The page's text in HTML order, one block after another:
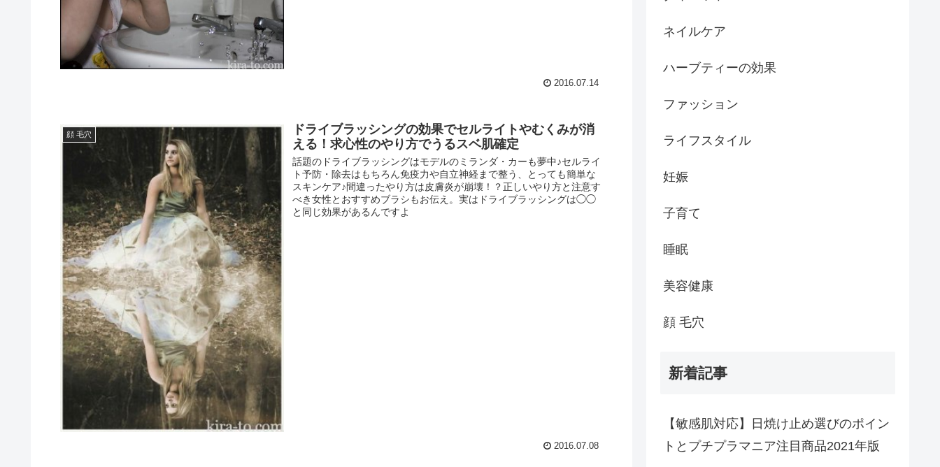
2016.07.14
顔 毛穴
ドライブラッシングの効果でセルライトやむくみが消
える！求心性のやり方でうるスベ肌確定
話題のドライブラッシングはモデルのミランダ・カーも夢中♪セルライ
ト予防・除去はもちろん免疫力や自立神経まで整う、とっても簡単な
スキンケア♪間違ったやり方は皮膚炎が崩壊！？正しいやり方と注意す
べき女性とおすすめブラシもお伝え。実はドライブラッシングは◯◯
と同じ効果があるんですよ
2016.07.08
ネイルケア
ハーブティーの効果
ファッション
ライフスタイル
妊娠
子育て
睡眠
美容健康
顔 毛穴
新着記事
【敏感肌対応】日焼け止め選びのポイン
トとプチプラマニア注目商品2021年版